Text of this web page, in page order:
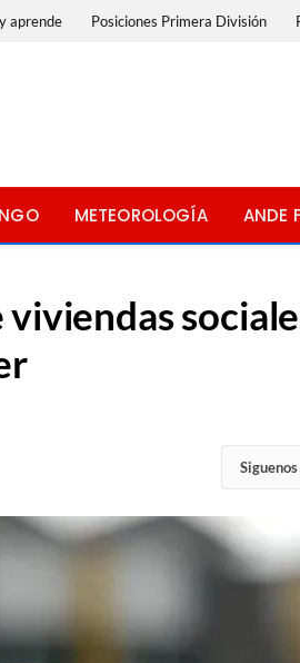
aprende Posiciones Primera División
METEOROLOGÍA ANDE
Siguenos